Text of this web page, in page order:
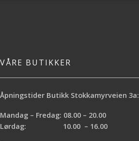
VÅRE BUTIKKER
Åpningstider Butikk Stokkamyrveien 3a:
Mandag – Fredag: 08.00 – 20.00
Lørdag: 10.00 – 16.00